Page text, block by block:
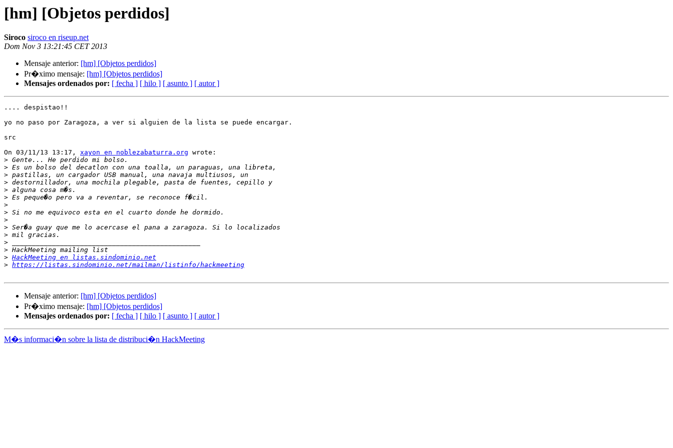
[hm] [Objetos perdidos]
Siroco siroco en riseup.net
Dom Nov 3 13:21:45 CET 2013
Mensaje anterior: [hm] [Objetos perdidos]
Pr�ximo mensaje: [hm] [Objetos perdidos]
Mensajes ordenados por: [ fecha ] [ hilo ] [ asunto ] [ autor ]
.... despistao!!
yo no paso por Zaragoza, a ver si alguien de la lista se puede encargar.
src
On 03/11/13 13:17, xayon en noblezabaturra.org wrote:
>
>
>
>
>
>
>
>
>
>
>
>
>
> HackMeeting en listas.sindominio.net
> https://listas.sindominio.net/mailman/listinfo/hackmeeting
Mensaje anterior: [hm] [Objetos perdidos]
Pr�ximo mensaje: [hm] [Objetos perdidos]
Mensajes ordenados por: [ fecha ] [ hilo ] [ asunto ] [ autor ]
M�s informaci�n sobre la lista de distribuci�n HackMeeting